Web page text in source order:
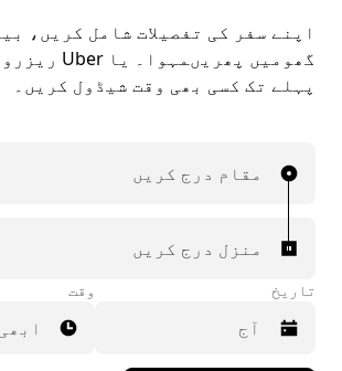
اپنے سفر کی تفصیلات شامل کریں،
پہلے تک کسی بھی وقت شیڈول کریں۔
مقام درج کریں
منزل درج کریں
تاریخ وقت
ابھی